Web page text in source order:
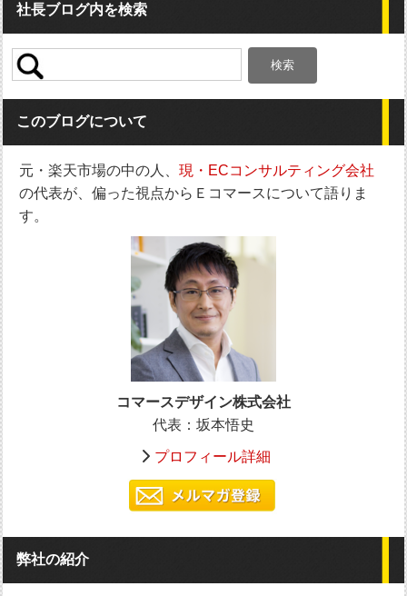
社長ブログ内を検索
検
索:
このブログについて
元・楽天市場の中の人、現・ECコンサルティング会社
の代表が、偏った視点からＥコマースについて語りま
す。
コマースデザイン株式会社
代表：坂本悟史
プロフィール詳細
弊社の紹介